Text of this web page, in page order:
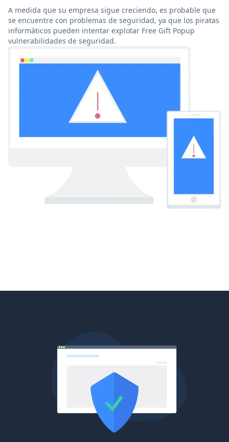
A medida que su empresa sigue creciendo, es probable que
se encuentre con problemas de seguridad, ya que los piratas
informáticos pueden intentar explotar Free Gift Popup
vulnerabilidades de seguridad.